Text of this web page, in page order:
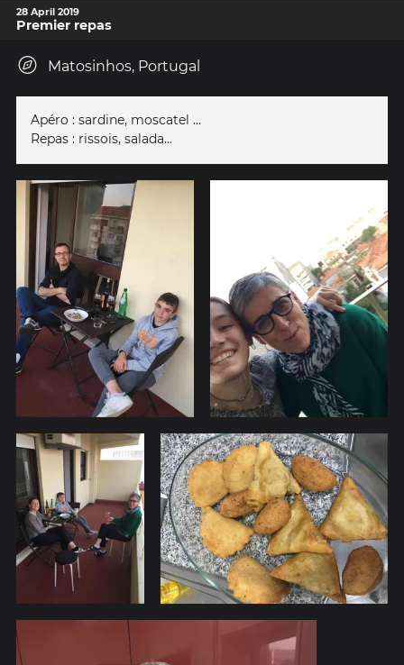
28 April 2019
Premier repas
Matosinhos, Portugal
Apéro : sardine, moscatel ...
Repas : rissois, salada...